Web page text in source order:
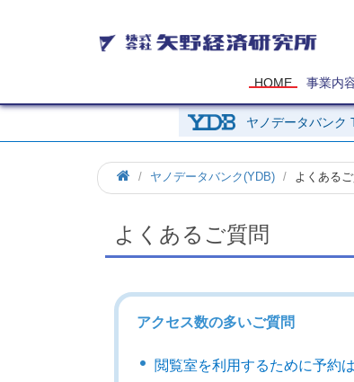
矢
野
研
究
所
HOME 事業内
ヤノデータバンク
ヤノデータバンク(YDB) よくある
よくあるご質問
アクセス数の多いご質問
閲覧室を利用するために予約